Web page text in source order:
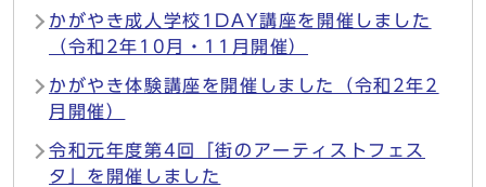
かがやき成人学校1DAY講座を開催しました
（令和2年10月・11月開催）
かがやき体験講座を開催しました（令和2年2
月開催）
令和元年度第4回「街のアーティストフェス
タ」を開催しました